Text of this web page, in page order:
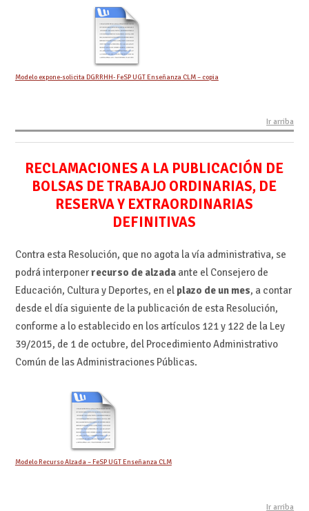
Modelo expone-solicita DGRRHH- FeSP UGT Enseñanza CLM – copia
Ir arriba
RECLAMACIONES A LA PUBLICACIÓN DE
BOLSAS DE TRABAJO ORDINARIAS, DE
RESERVA Y EXTRAORDINARIAS
DEFINITIVAS
Contra esta Resolución, que no agota la vía administrativa, se
podrá interponerrecurso de alzadaante el Consejero de
Educación, Cultura y Deportes, en el plazo de un mes, a contar
desde el día siguiente de la publicación de esta Resolución,
conforme a lo establecido en los artículos 121 y 122 de la Ley
39/2015, de 1 de octubre, del Procedimiento Administrativo
Común de las Administraciones Públicas.
Modelo Recurso Alzada – FeSP UGT Enseñanza CLM
Ir arriba